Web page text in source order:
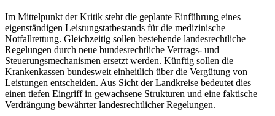
Im Mittelpunkt der Kritik steht die geplante Einführung eines
eigenständigen Leistungstatbestands für die medizinische
Notfallrettung. Gleichzeitig sollen bestehende landesrechtliche
Regelungen durch neue bundesrechtliche Vertrags- und
Steuerungsmechanismen ersetzt werden. Künftig sollen die
Krankenkassen bundesweit einheitlich über die Vergütung von
Leistungen entscheiden. Aus Sicht der Landkreise bedeutet dies
einen tiefen Eingriff in gewachsene Strukturen und eine faktische
Verdrängung bewährter landesrechtlicher Regelungen.